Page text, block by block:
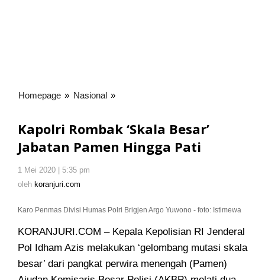
Homepage » Nasional »
Besar'
Jabatan
Kapolri Rombak ‘Skala Besar’
Jabatan Pamen Hingga Pati
1 Mei 2020 | 5:35 pm
oleh koranjuri.com
Karo Penmas Divisi Humas Polri Brigjen Argo Yuwono - foto: Istimewa
KORANJURI.COM – Kepala Kepolisian RI Jenderal
Pol Idham Azis melakukan ‘gelombang mutasi skala
besar’ dari pangkat perwira menengah (Pamen)